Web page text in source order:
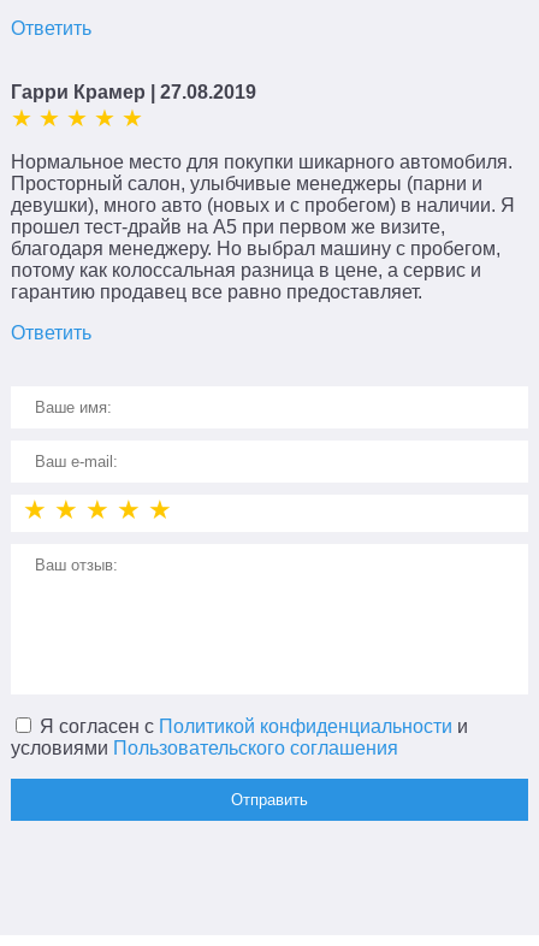
Ответить
Гарри Крамер | 27.08.2019
Нормальное место для покупки шикарного автомобиля.
Просторный салон, улыбчивые менеджеры (парни и
девушки), много авто (новых и с пробегом) в наличии. Я
прошел тест-драйв на А5 при первом же визите,
благодаря менеджеру. Но выбрал машину с пробегом,
потому как колоссальная разница в цене, а сервис и
гарантию продавец все равно предоставляет.
Ответить
★ ★ ★ ★ ★
Я согласен с Политикой конфиденциальности и
условиями Пользовательского соглашения